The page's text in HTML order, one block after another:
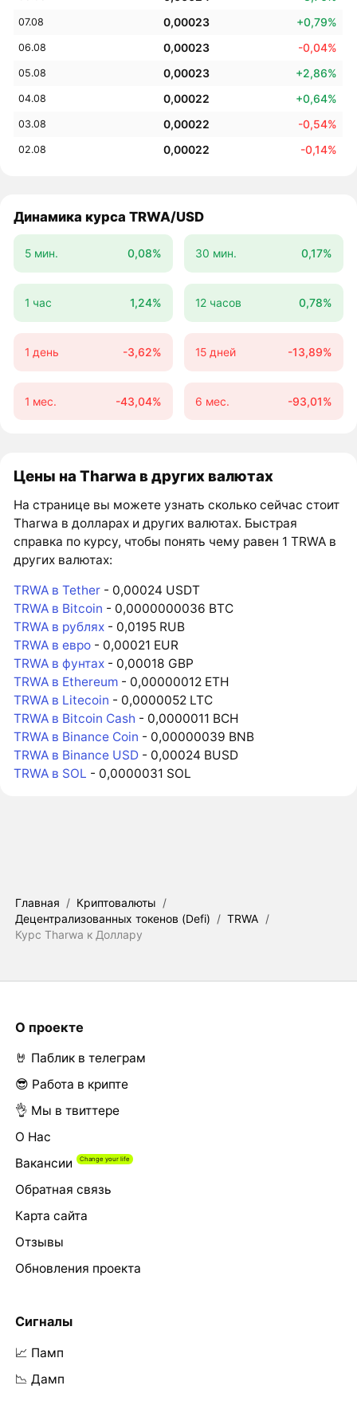
07.08 0,00023 +0,79%
06.08 0,00023 -0,04%
05.08 0,00023 +2,86%
04.08 0,00022 +0,64%
03.08 0,00022 -0,54%
02.08 0,00022 -0,14%
Динамика курса TRWA/USD
5 мин. 0,08% 30 мин. 0,17%
1 час 1,24% 12 часов 0,78%
1 день -3,62% 15 дней -13,89%
1 мес. -43,04% 6 мес. -93,01%
Цены на Tharwa в других валютах
На странице вы можете узнать сколько сейчас стоит
Tharwa в долларах и других валютах. Быстрая
справка по курсу, чтобы понять чему равен 1 TRWA в
других валютах:
TRWA в Tether - 0,00024 USDT
TRWA в Bitcoin - 0,0000000036 BTC
TRWA в рублях - 0,0195 RUB
TRWA в евро - 0,00021 EUR
TRWA в фунтах - 0,00018 GBP
TRWA в Ethereum - 0,00000012 ETH
TRWA в Litecoin - 0,0000052 LTC
TRWA в Bitcoin Cash - 0,0000011 BCH
TRWA в Binance Coin - 0,00000039 BNB
TRWA в Binance USD - 0,00024 BUSD
TRWA в SOL - 0,0000031 SOL
Главная / Криптовалюты /
Децентрализованных токенов (Defi) / TRWA /
Курс Tharwa к Доллару
О проекте
🤘 Паблик в телеграм
😎 Работа в крипте
👌 Мы в твиттере
О Нас
Вакансии
Обратная связь
Карта сайта
Отзывы
Обновления проекта
Сигналы
📈 Памп
📉 Дамп